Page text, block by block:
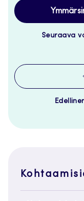
Seuraava